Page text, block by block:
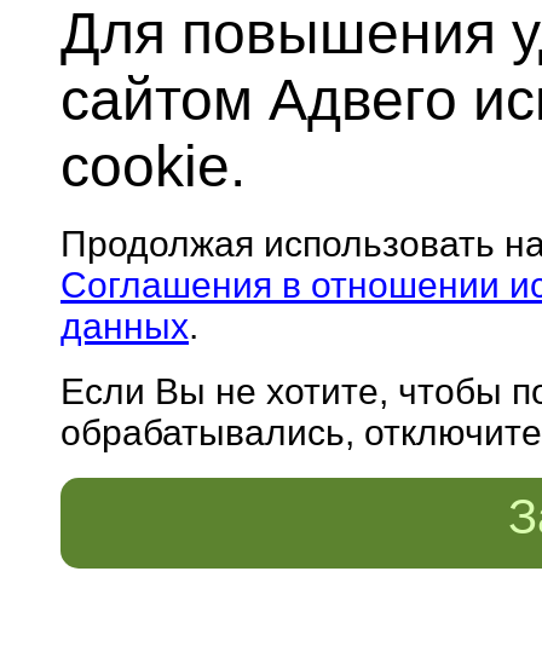
Для повышения
сайтом Адвего
cookie.
Продолжая использовать
Соглашения в отношении
данных.
Если Вы не хотите, чтобы
обрабатывались,